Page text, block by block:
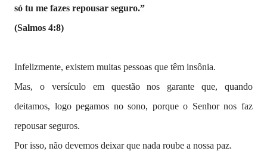
só tu me fazes repousar seguro.”
(Salmos 4:8)
Infelizmente, existem muitas pessoas que têm insônia.
Mas, o versículo em questão nos garante que, quando
deitamos, logo pegamos no sono, porque o Senhor nos faz
repousar seguros.
Por isso, não devemos deixar que nada roube a nossa paz.